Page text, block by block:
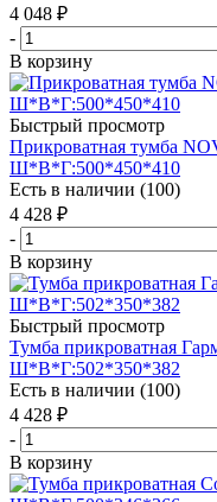
4 048 ₽
-
В корзину
Быстрый просмотр
Прикроватная тумба
Ш*В*Г:500*450*410
Есть в наличии (100)
4 428 ₽
-
В корзину
Быстрый просмотр
Тумба прикроватная
Ш*В*Г:502*350*382
Есть в наличии (100)
4 428 ₽
-
В корзину